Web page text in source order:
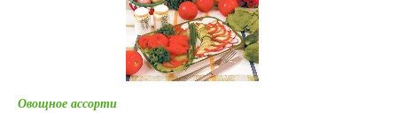
Овощное ассорти